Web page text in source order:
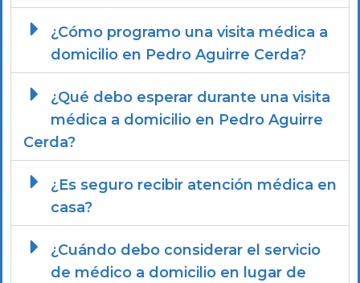
¿Cómo programo una visita médica a
domicilio en Pedro Aguirre Cerda?
¿Qué debo esperar durante una visita
médica a domicilio en Pedro Aguirre
Cerda?
¿Es seguro recibir atención médica en
casa?
¿Cuándo debo considerar el servicio
de médico a domicilio en lugar de